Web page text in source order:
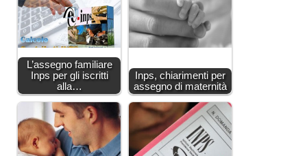
L’assegno familiare
Inps per gli iscritti
alla…
Inps, chiarimenti per
assegno di maternità